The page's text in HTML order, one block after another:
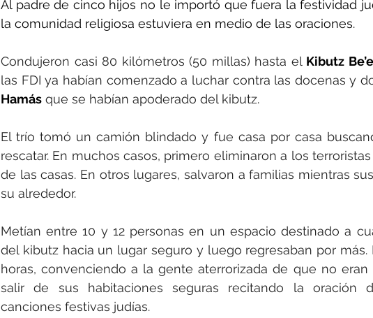
Al padre de cinco hijos no le importó que fuera la festividad
la comunidad religiosa estuviera en medio de las oraciones.
Condujeron casi 80 kilómetros (50 millas) hasta el Kibutz
las FDI ya habían comenzado a luchar contra las docenas y
Hamás que se habían apoderado del kibutz.
El trío tomó un camión blindado y fue casa por casa
rescatar. En muchos casos, primero eliminaron a los
de las casas. En otros lugares, salvaron a familias mientras
su alrededor.
Metían entre 10 y 12 personas en un espacio destinado a
del kibutz hacia un lugar seguro y luego regresaban por más.
horas, convenciendo a la gente aterrorizada de que no
salir de sus habitaciones seguras recitando la oración
canciones festivas judías.